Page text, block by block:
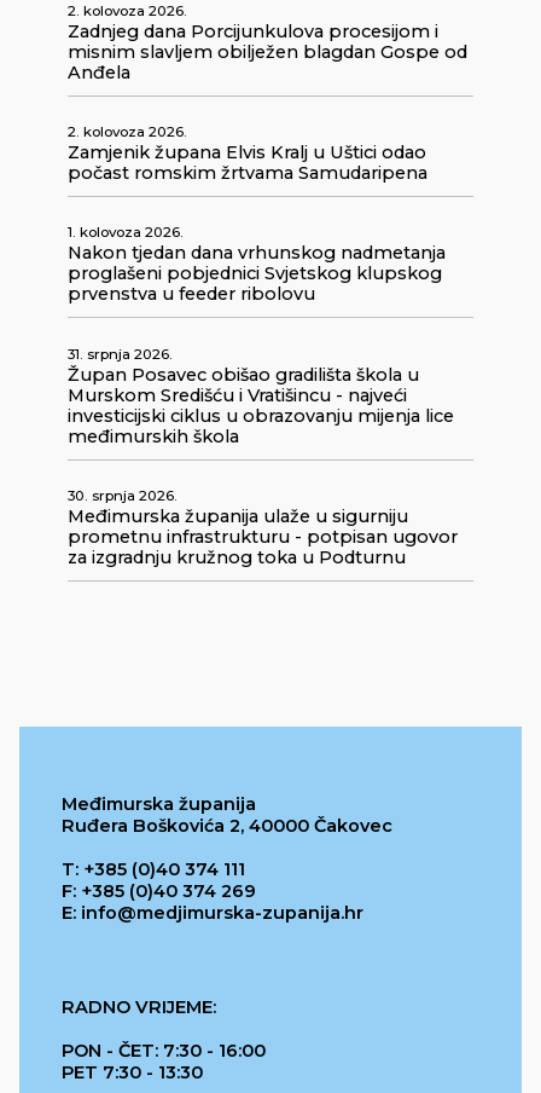
2. kolovoza 2026.
Zadnjeg dana Porcijunkulova procesijom i
misnim slavljem obilježen blagdan Gospe od
Anđela
2. kolovoza 2026.
Zamjenik župana Elvis Kralj u Uštici odao
počast romskim žrtvama Samudaripena
1. kolovoza 2026.
Nakon tjedan dana vrhunskog nadmetanja
proglašeni pobjednici Svjetskog klupskog
prvenstva u feeder ribolovu
31. srpnja 2026.
Župan Posavec obišao gradilišta škola u
Murskom Središću i Vratišincu - najveći
investicijski ciklus u obrazovanju mijenja lice
međimurskih škola
30. srpnja 2026.
Međimurska županija ulaže u sigurniju
prometnu infrastrukturu - potpisan ugovor
za izgradnju kružnog toka u Podturnu
Međimurska županija
Ruđera Boškovića 2, 40000 Čakovec
T: +385 (0)40 374 111
F: +385 (0)40 374 269
E: info@medjimurska-zupanija.hr
RADNO VRIJEME:
PON - ČET: 7:30 - 16:00
PET 7:30 - 13:30